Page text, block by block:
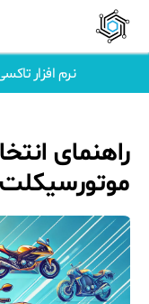
نرم افزار
راهنمای